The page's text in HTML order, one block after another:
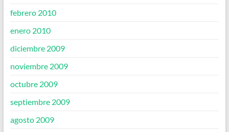
febrero 2010
enero 2010
diciembre 2009
noviembre 2009
octubre 2009
septiembre 2009
agosto 2009